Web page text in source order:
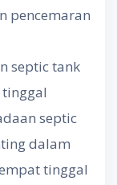
pencemaran
septic tank
septic
dalam
tinggal